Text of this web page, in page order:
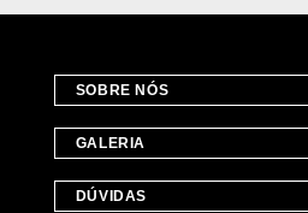
SOBRE NÓS
GALERIA
DÚVIDAS